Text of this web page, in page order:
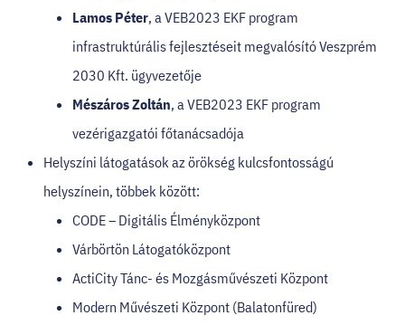
Lamos Péter, a VEB2023 EKF program
infrastruktúrális fejlesztéseit megvalósító Veszprém
2030 Kft. ügyvezetője
Mészáros Zoltán, a VEB2023 EKF program
vezérigazgatói főtanácsadója
Helyszíni látogatások az örökség kulcsfontosságú
helyszínein, többek között:
CODE – Digitális Élményközpont
Várbörtön Látogatóközpont
ActiCity Tánc- és Mozgásművészeti Központ
Modern Művészeti Központ (Balatonfüred)